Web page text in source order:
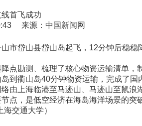
首飞成功
来源：中国新闻网
岱山县岱山岛起飞，12分钟后稳稳
勘测、梳理了核心物资运输清单，
到衢山岛40分钟物资运输，完成了国
上海临港至马迹山、马迹山至鼠浪
点，是低空经济在海岛海洋场景的突
交通大学）